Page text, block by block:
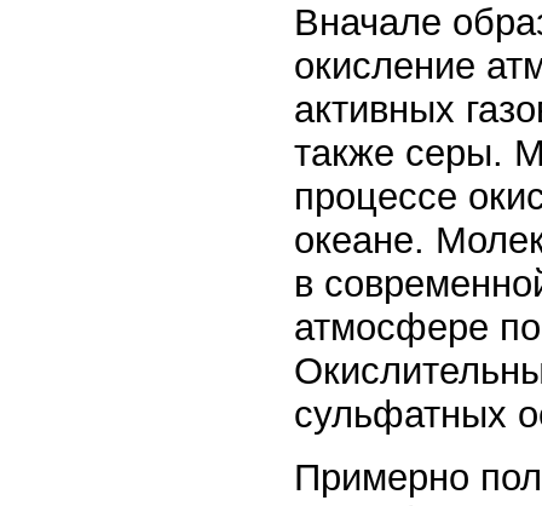
Вначале
окисление
активных
также серы.
процессе
океане.
в
атмосфере
сульфатных
Примерно